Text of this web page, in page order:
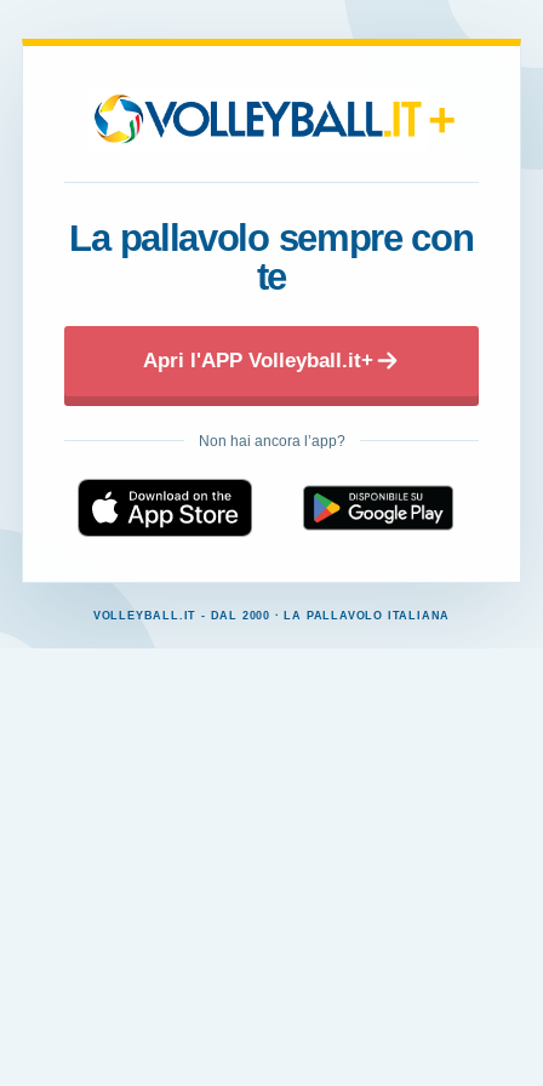
+
La pallavolo sempre con
te
Apri l'APP Volleyball.it+
Non hai ancora l’app?
VOLLEYBALL.IT - DAL 2000 · LA PALLAVOLO ITALIANA